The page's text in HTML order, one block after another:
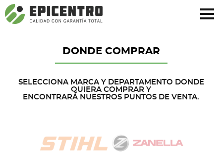
¿Olvidó su contraseña?Regístrese aquí
DONDE COMPRAR
SELECCIONA MARCA Y DEPARTAMENTO DONDE
QUIERA COMPRAR Y
ENCONTRARÁ NUESTROS PUNTOS DE VENTA.